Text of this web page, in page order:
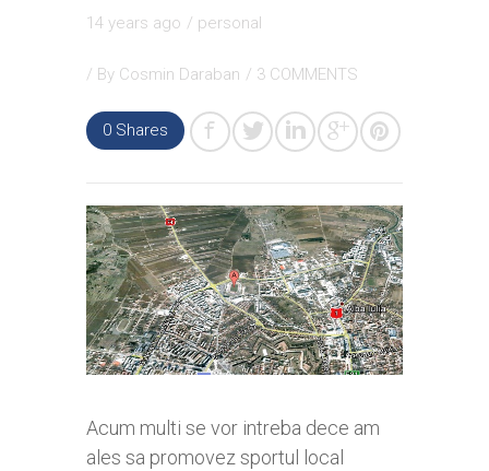
14 years ago / personal
/ By Cosmin Daraban / 3 COMMENTS
0 Shares
Acum multi se vor intreba dece am
ales sa promovez sportul local